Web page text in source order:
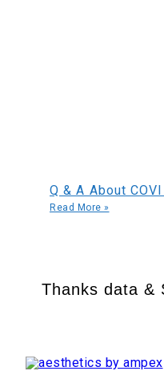
Q & A About
Read More »
Thanks data &